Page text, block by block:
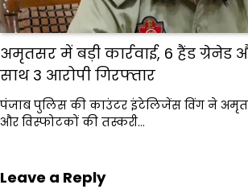
अमृतसर में बड़ी कार्रवाई, 6 हैंड ग्रेनेड
साथ 3 आरोपी गिरफ्तार
पंजाब पुलिस की काउंटर इंटेलिजेंस विंग ने
और विस्फोटकों की तस्करी…
Leave a Reply